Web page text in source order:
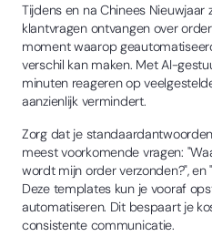
Tijdens en na Chinees Nieuwjaar
klantvragen ontvangen over
moment waarop
verschil kan maken. Met AI-
minuten reageren op
aanzienlijk vermindert.
Zorg dat je
meest voorkomende vragen:
wordt mijn order verzonden?", en
Deze templates kun je vooraf
automatiseren. Dit bespaart je
consistente communicatie.